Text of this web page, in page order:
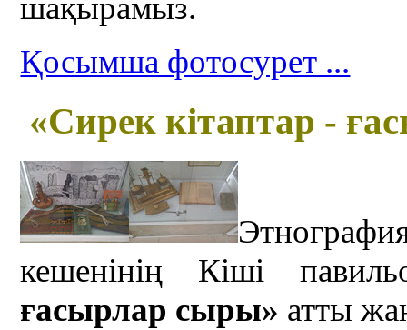
шақырамыз.
Қосымша фотосурет ...
«Сирек кітаптар -
кешенінің Кіші
ғасырлар сыры» атты